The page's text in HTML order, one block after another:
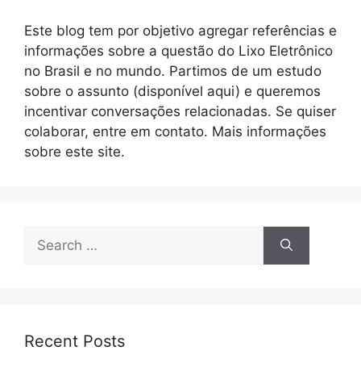
Este blog tem por objetivo agregar referências e
informações sobre a questão do Lixo Eletrônico
no Brasil e no mundo. Partimos de um estudo
sobre o assunto (disponível aqui) e queremos
incentivar conversações relacionadas. Se quiser
colaborar, entre em contato. Mais informações
sobre este site.
Search
for:
Recent Posts